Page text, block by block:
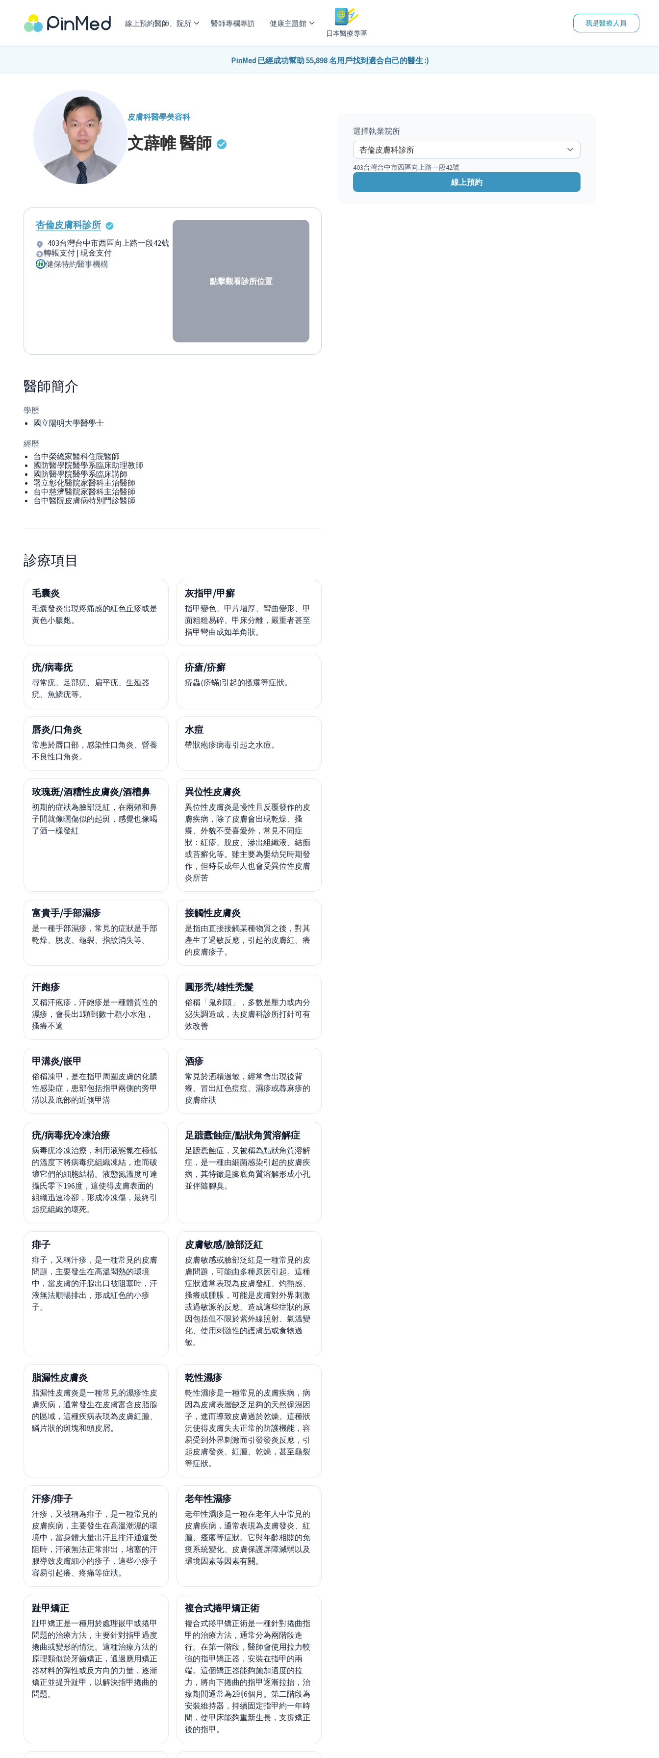
線上預約醫師、院所 醫師專欄專訪 健康主題館
日本醫療專區
我是醫療人員
PinMed 已經成功幫助 55,898 名用戶找到適合自己的醫生 :)
皮膚科醫學美容科
文薜帷醫師
杏倫皮膚科診所
403台灣台中市西區向上路一段42號
轉帳支付 | 現金支付
健保特約醫事機構
點擊觀看診所位置
醫師簡介
學歷
國立陽明大學醫學士
經歷
台中榮總家醫科住院醫師
國防醫學院醫學系臨床助理教師
國防醫學院醫學系臨床講師
署立彰化醫院家醫科主治醫師
台中慈濟醫院家醫科主治醫師
台中醫院皮膚病特別門診醫師
診療項目
毛囊炎
毛囊發炎出現疼痛感的紅色丘疹或是
黃色小膿皰。
灰指甲/甲癬
指甲變色、甲片增厚、彎曲變形、甲
面粗糙易碎、甲床分離，嚴重者甚至
指甲彎曲成如羊角狀。
疣/病毒疣
尋常疣、足部疣、扁平疣、生殖器
疣、魚鱗疣等。
疥瘡/疥癬
疥蟲(疥蟎)引起的搔癢等症狀。
唇炎/口角炎
常患於唇口部，感染性口角炎、營養
不良性口角炎。
水痘
帶狀疱疹病毒引起之水痘。
玫瑰斑/酒糟性皮膚炎/酒槽鼻
初期的症狀為臉部泛紅，在兩頰和鼻
子間就像曬傷似的起斑，感覺也像喝
了酒一樣發紅
異位性皮膚炎
異位性皮膚炎是慢性且反覆發作的皮
膚疾病，除了皮膚會出現乾燥、搔
癢、外貌不受喜愛外，常見不同症
狀：紅疹、脫皮、滲出組織液、結痂
或苔癬化等。雖主要為嬰幼兒時期發
作，但時長成年人也會受異位性皮膚
炎所苦
富貴手/手部濕疹
是一種手部濕疹，常見的症狀是手部
乾燥、脫皮、龜裂、指紋消失等。
接觸性皮膚炎
是指由直接接觸某種物質之後，對其
產生了過敏反應，引起的皮膚紅、癢
的皮膚疹子。
汗皰疹
又稱汗疱疹，汗皰疹是一種體質性的
濕疹，會長出1顆到數十顆小水泡，
搔癢不適
圓形禿/雄性禿髮
俗稱「鬼剃頭」，多數是壓力或內分
泌失調造成，去皮膚科診所打針可有
效改善
甲溝炎/嵌甲
俗稱凍甲，是在指甲周圍皮膚的化膿
性感染症，患部包括指甲兩側的旁甲
溝以及底部的近側甲溝
酒疹
常見於酒精過敏，經常會出現後背
癢、冒出紅色痘痘、濕疹或蕁麻疹的
皮膚症狀
疣/病毒疣冷凍治療
病毒疣冷凍治療，利用液態氮在極低
的溫度下將病毒疣組織凍結，進而破
壞它們的細胞結構。液態氮溫度可達
攝氏零下196度，這使得皮膚表面的
組織迅速冷卻，形成冷凍傷，最終引
起疣組織的壞死。
足蹠蠹蝕症/點狀角質溶解症
足蹠蠹蝕症，又被稱為點狀角質溶解
症，是一種由細菌感染引起的皮膚疾
病，其特徵是腳底角質溶解形成小孔
並伴隨腳臭。
痱子
痱子，又稱汗疹，是一種常見的皮膚
問題，主要發生在高溫悶熱的環境
中，當皮膚的汗腺出口被阻塞時，汗
液無法順暢排出，形成紅色的小疹
子。
皮膚敏感/臉部泛紅
皮膚敏感或臉部泛紅是一種常見的皮
膚問題，可能由多種原因引起。這種
症狀通常表現為皮膚發紅、灼熱感、
搔癢或腫脹，可能是皮膚對外界刺激
或過敏源的反應。造成這些症狀的原
因包括但不限於紫外線照射、氣溫變
化、使用刺激性的護膚品或食物過
敏。
脂漏性皮膚炎
脂漏性皮膚炎是一種常見的濕疹性皮
膚疾病，通常發生在皮膚富含皮脂腺
的區域，這種疾病表現為皮膚紅腫、
鱗片狀的斑塊和頭皮屑。
乾性濕疹
乾性濕疹是一種常見的皮膚疾病，病
因為皮膚表層缺乏足夠的天然保濕因
子，進而導致皮膚過於乾燥。這種狀
況使得皮膚失去正常的防護機能，容
易受到外界刺激而引發發炎反應，引
起皮膚發炎、紅腫、乾燥，甚至龜裂
等症狀。
汗疹/痱子
汗疹，又被稱為痱子，是一種常見的
皮膚疾病，主要發生在高溫潮濕的環
境中，當身體大量出汗且排汗通道受
阻時，汗液無法正常排出，堵塞的汗
腺導致皮膚細小的疹子，這些小疹子
容易引起癢、疼痛等症狀。
老年性濕疹
老年性濕疹是一種在老年人中常見的
皮膚疾病，通常表現為皮膚發炎、紅
腫、瘙癢等症狀。它與年齡相關的免
疫系統變化、皮膚保護屏障減弱以及
環境因素等因素有關。
趾甲矯正
趾甲矯正是一種用於處理嵌甲或捲甲
問題的治療方法，主要針對指甲過度
捲曲或變形的情況。這種治療方法的
原理類似於牙齒矯正，通過應用矯正
器材料的彈性或反方向的力量，逐漸
矯正並提升趾甲，以解決指甲捲曲的
問題。
複合式捲甲矯正術
複合式捲甲矯正術是一種針對捲曲指
甲的治療方法，通常分為兩階段進
行。在第一階段，醫師會使用拉力較
強的指甲矯正器，安裝在指甲的兩
端。這個矯正器能夠施加適度的拉
力，將向下捲曲的指甲逐漸拉抬，治
療期間通常為2到6個月。第二階段為
安裝維持器，持續固定指甲約一年時
間，使甲床能夠重新生長，支撐矯正
後的指甲。
選擇執業院所
403台灣台中市西區向上路一段42號
線上預約